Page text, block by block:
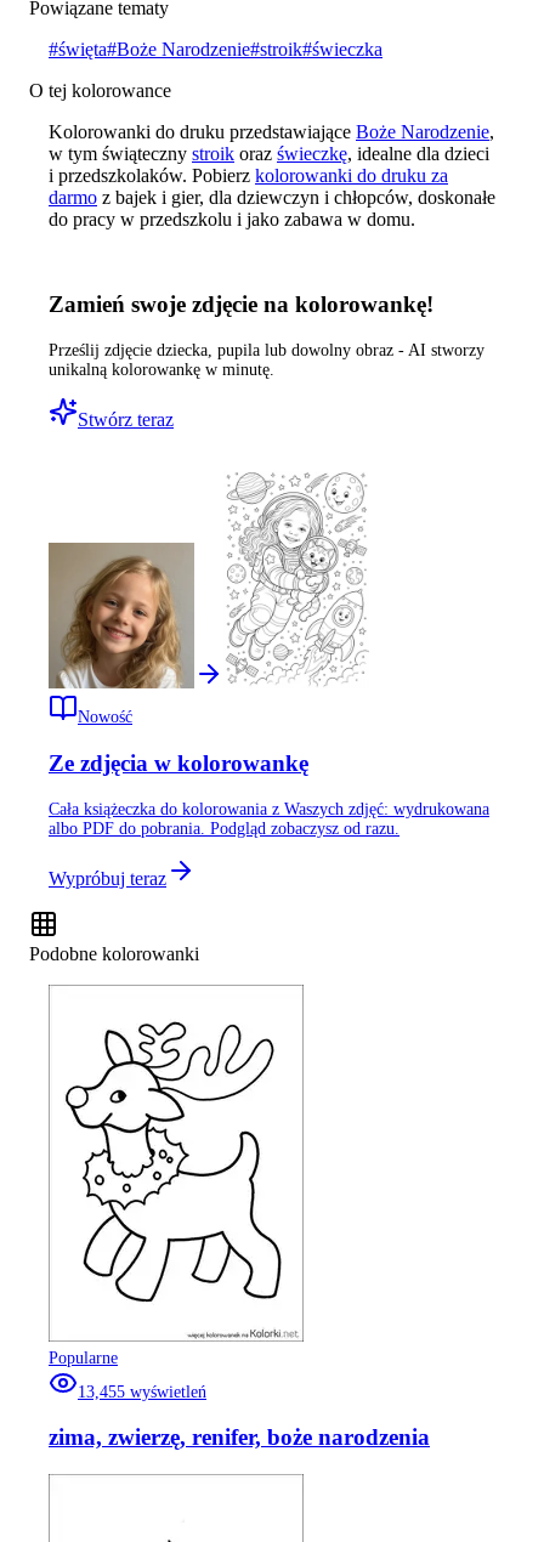
Powiązane tematy
#święta#Boże Narodzenie#stroik#świeczka
O tej kolorowance
Kolorowanki do druku przedstawiające Boże Narodzenie,
w tym świąteczny stroik oraz świeczkę, idealne dla dzieci
i przedszkolaków. Pobierz kolorowanki do druku za
darmo z bajek i gier, dla dziewczyn i chłopców, doskonałe
do pracy w przedszkolu i jako zabawa w domu.
Zamień swoje zdjęcie na kolorowankę!
Prześlij zdjęcie dziecka, pupila lub dowolny obraz - AI stworzy
unikalną kolorowankę w minutę.
Stwórz teraz
Nowość
Ze zdjęcia w kolorowankę
Cała książeczka do kolorowania z Waszych zdjęć: wydrukowana
albo PDF do pobrania. Podgląd zobaczysz od razu.
Wypróbuj teraz
Podobne kolorowanki
Popularne
13,455 wyświetleń
zima, zwierzę, renifer, boże narodzenia